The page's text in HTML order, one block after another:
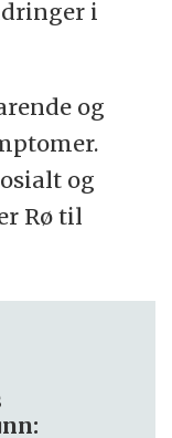
i
og
og
Rø til